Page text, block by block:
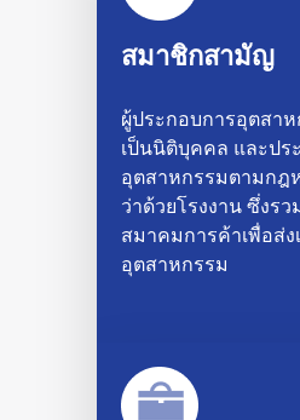
สมาชิกสามัญ
ผู้ประกอบการอุตสา
เป็นนิติบุคคล และปร
อุตสาหกรรมตามกฎ
ว่าด้วยโรงงาน ซึ่งรว
สมาคมการค้าเพื่อส่ง
อุตสาหกรรม